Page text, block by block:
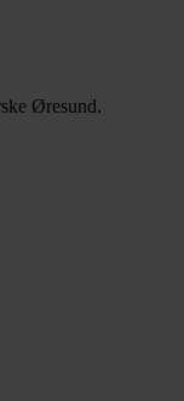
Øresund.